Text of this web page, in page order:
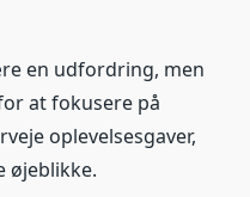
en udfordring, men
at fokusere på
oplevelsesgaver,
øjeblikke.